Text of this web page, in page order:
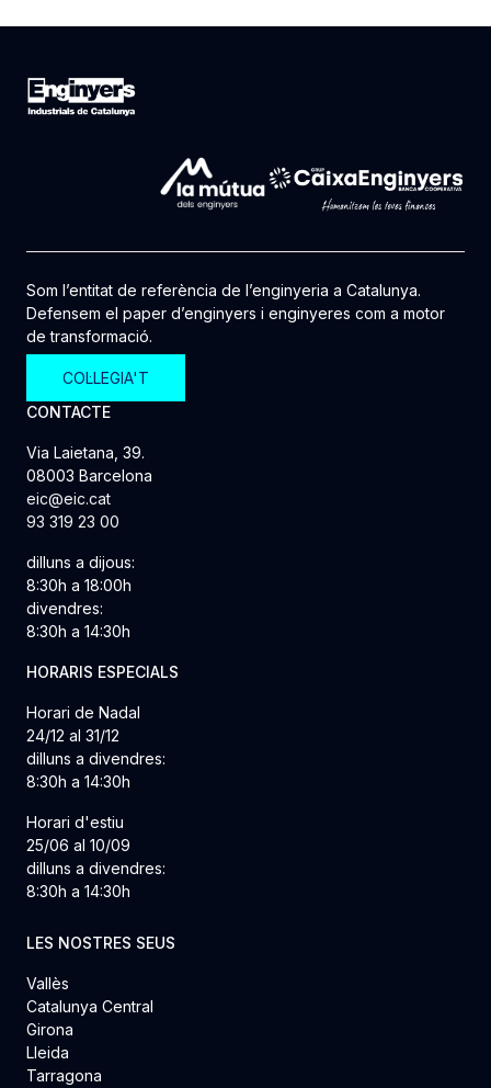
Som l’entitat de referència de l’enginyeria a Catalunya.
Defensem el paper d’enginyers i enginyeres com a motor
de transformació.
COL·LEGIA'T
CONTACTE
Via Laietana, 39.
08003 Barcelona
eic@eic.cat
93 319 23 00
dilluns a dijous:
8:30h a 18:00h
divendres:
8:30h a 14:30h
HORARIS ESPECIALS
Horari de Nadal
24/12 al 31/12
dilluns a divendres:
8:30h a 14:30h
Horari d'estiu
25/06 al 10/09
dilluns a divendres:
8:30h a 14:30h
LES NOSTRES SEUS
Vallès
Catalunya Central
Girona
Lleida
Tarragona